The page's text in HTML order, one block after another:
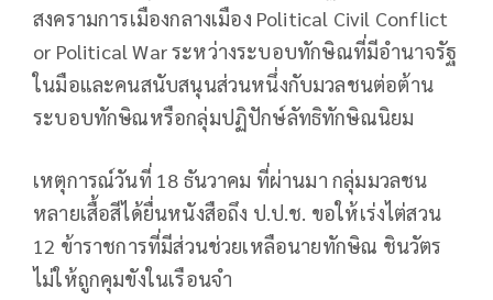
สงครามการเมืองกลางเมือง Political Civil Conflict
or Political War ระหว่างระบอบทักษิณที่มีอำนาจรัฐ
ในมือและคนสนับสนุนส่วนหนึ่งกับมวลชนต่อต้าน
ระบอบทักษิณหรือกลุ่มปฏิปักษ์ลัทธิทักษิณนิยม
เหตุการณ์วันที่ 18 ธันวาคม ที่ผ่านมา กลุ่มมวลชน
หลายเสื้อสีได้ยื่นหนังสือถึง ป.ป.ช. ขอให้เร่งไต่สวน
12 ข้าราชการที่มีส่วนช่วยเหลือนายทักษิณ ชินวัตร
ไม่ให้ถูกคุมขังในเรือนจำ